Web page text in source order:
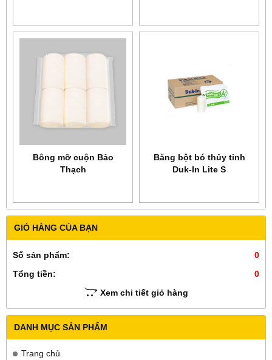
GIỎ HÀNG CỦA BẠN
Số sản phẩm:
0
Tổng tiền:
0
Xem chi tiết giỏ hàng
DANH MỤC SẢN PHẨM
Trang chủ
Bông mỡ cuộn Bảo
Thạch
Băng bột bó thủy tinh
Duk-In Lite S